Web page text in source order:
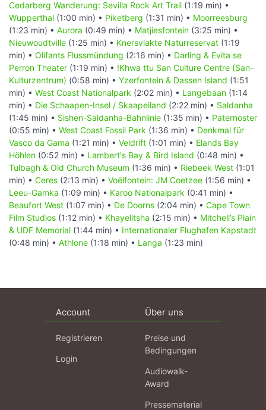
Cedarberg Wanderung: Sevilla Rock Art Trail (1:19 min) •
Wupperthal (1:00 min) • Piketberg (1:31 min) • Moorreesburg
(1:23 min) • Aurora (0:49 min) • Matjiesfontein (3:25 min) •
Nieuwoudtville (1:25 min) • Knersvlakte Naturreservat (1:19
min) • Olifants Flussmündung (2:16 min) • Darling & Evita se
Perron Theater (1:19 min) • !Khwa ttu San Culture Centre (San-
Kulturzentrum) (0:58 min) • Yzerfontein & Dassen Island (1:51
min) • West Coast Nationalpark (2:02 min) • Langebaan (1:14
min) • Die Schaapen-Insel / Skaapeiland (2:22 min) • Saldanha
(1:45 min) • Sishen-Saldanha-Bahnlinie (1:35 min) • Paternoster
(0:55 min) • West Coast Fossil Park (1:36 min) • Denkmal für
Vasco da Gama (1:21 min) • Veldrift (1:01 min) • Elands Bay
Höhlen (0:52 min) • Lambert's Bay & Bird Island (0:48 min) •
Tulbagh & Old Church Museum (1:36 min) • Riebeek West (1:01
min) • Ceres (2:13 min) • Voëlfontein: JM Coetzee (1:56 min) •
Leeu-Gamka (1:09 min) • Karoo Nationalpark (0:41 min) •
Beaufort West (1:07 min) • De Doorns (2:04 min) • Cape Town
Film Studios (1:12 min) • Khayelitsha (2:15 min) • Mitchell’s Plain
& UDF Memorial (1:44 min) • Internationaler Flughafen Kapstadt
(0:48 min) • Athlone (1:18 min) • Langa (1:23 min)
Account
Registrieren
Login
Über uns
Preise und
Bedingungen
Audiowalk-
Award
Pressematerial